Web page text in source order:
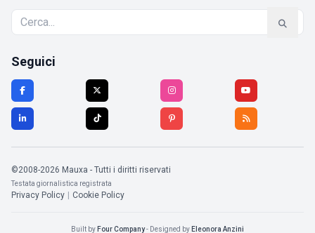
Seguici
©2008-2026 Mauxa - Tutti i diritti riservati
Testata giornalistica registrata
Privacy Policy Cookie Policy
Built by Four Company- Designed by Eleonora Anzini